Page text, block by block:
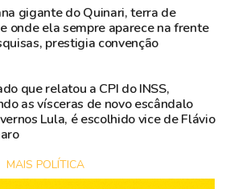
gigante do Quinari, terra de
onde ela sempre aparece na frente
prestigia convenção
que relatou a CPI do INSS,
as vísceras de novo escândalo
Lula, é escolhido vice de Flávio
MAIS POLÍTICA